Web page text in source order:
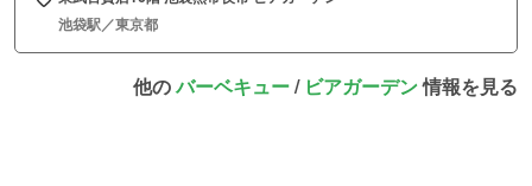
池袋駅／東京都
他のバーベキュー/ ビアガーデン情報を見る